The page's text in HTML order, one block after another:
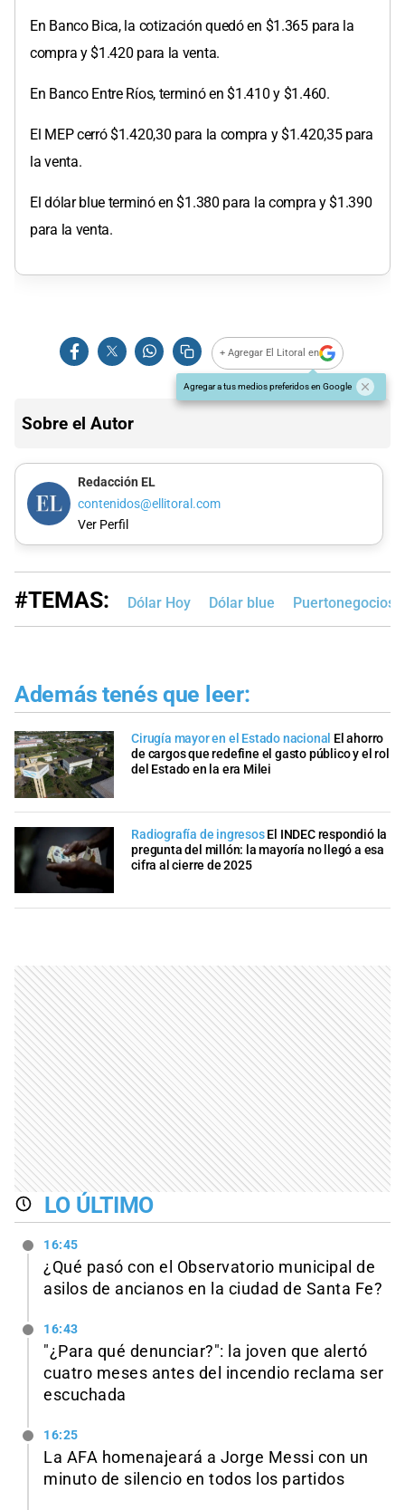
En Banco Bica, la cotización quedó en $1.365 para la
compra y $1.420 para la venta.
En Banco Entre Ríos, terminó en $1.410 y $1.460.
El MEP cerró $1.420,30 para la compra y $1.420,35 para
la venta.
El dólar blue terminó en $1.380 para la compra y $1.390
para la venta.
+ Agregar El Litoral en
Agregar a tus medios preferidos en Google
Sobre el Autor
Redacción EL
contenidos@ellitoral.com
Ver Perfil
#TEMAS: Dólar Hoy Dólar blue Puertonegocios
Además tenés que leer:
Cirugía mayor en el Estado nacional El ahorro
de cargos que redefine el gasto público y el rol
del Estado en la era Milei
Radiografía de ingresos El INDEC respondió la
pregunta del millón: la mayoría no llegó a esa
cifra al cierre de 2025
LO ÚLTIMO
16:45
¿Qué pasó con el Observatorio municipal de
asilos de ancianos en la ciudad de Santa Fe?
16:43
"¿Para qué denunciar?": la joven que alertó
cuatro meses antes del incendio reclama ser
escuchada
16:25
La AFA homenajeará a Jorge Messi con un
minuto de silencio en todos los partidos